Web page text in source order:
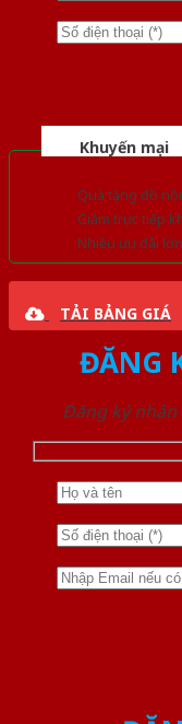
Khuyến mại
Quà tặng đồ
Giảm trực tiếp
Nhiều ưu đãi
TẢI BẢNG GIÁ
ĐĂNG
Đăng ký